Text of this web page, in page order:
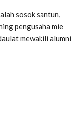
sosok santun,
pengusaha mie
mewakili alumni